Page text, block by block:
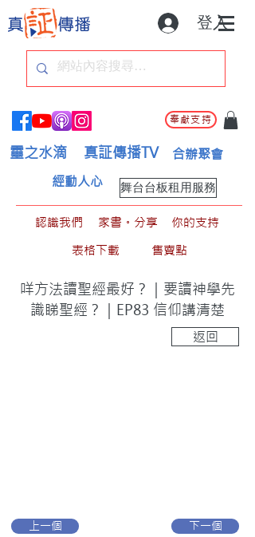
登入
奉獻支持
靈之水滴 真証傳播TV 合辦聚會
舞台台板租用服務
經動人心
認識我們 家書。分享
你的支持
表格下載
售賣點
咩方法讀聖經最好？｜要讀神學先
識睇聖經？｜EP83 信仰講清楚
返回
上一個 下一個